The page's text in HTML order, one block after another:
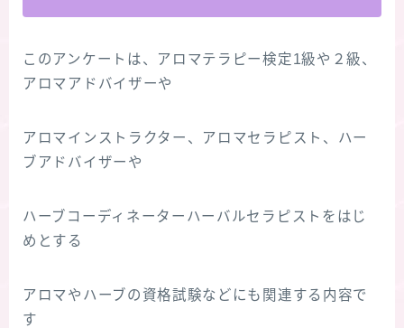
このアンケートは、アロマテラピー検定1級や２級、
アロマアドバイザーや
アロマインストラクター、アロマセラピスト、ハー
ブアドバイザーや
ハーブコーディネーターハーバルセラピストをはじ
めとする
アロマやハーブの資格試験などにも関連する内容で
す